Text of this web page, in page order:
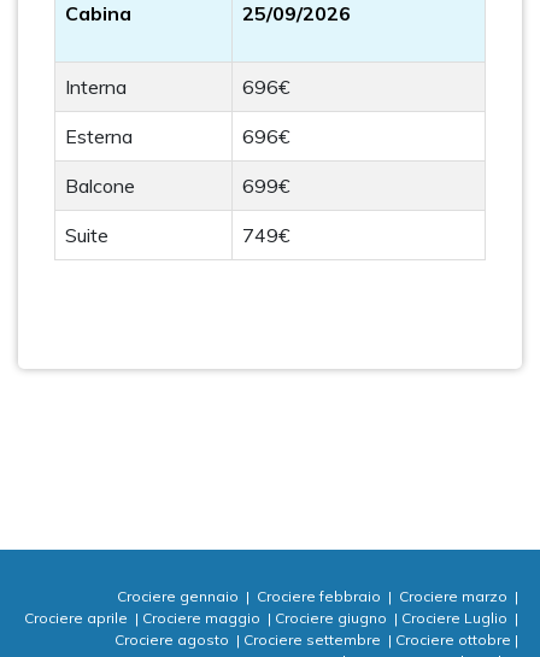
Cabina 25/09/2026
Interna 696€
Esterna 696€
Balcone 699€
Suite 749€
Crociere gennaio | Crociere febbraio | Crociere marzo |
Crociere aprile | Crociere maggio | Crociere giugno | Crociere Luglio |
Crociere agosto | Crociere settembre | Crociere ottobre |